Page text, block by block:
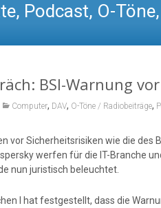
Podcast, O-
BSI-Warnung
Computer, DAV, O-Töne / Radiobeiträge,
vor Sicherheitsrisiken wie die
werfen für die IT-Branche
nun juristisch beleuchtet.
I hat festgestellt, dass die